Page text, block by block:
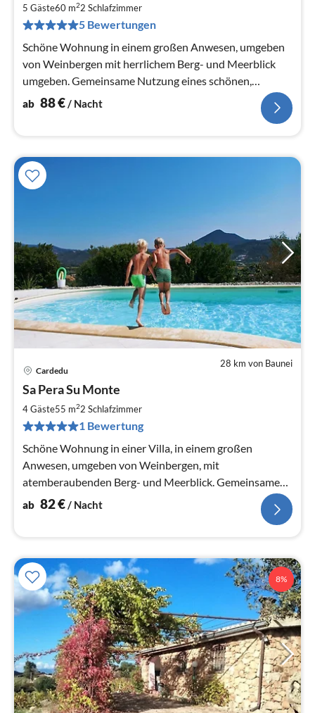
5 Gäste60 m22 Schlafzimmer
5 Bewertungen
Schöne Wohnung in einem großen Anwesen, umgeben
von Weinbergen mit herrlichem Berg- und Meerblick
umgeben. Gemeinsame Nutzung eines schönen,
beheizten Salzwasserpool
ab 88€/ Nacht
28 km von Baunei
Cardedu
Sa Pera Su Monte
4 Gäste55 m22 Schlafzimmer
1 Bewertung
Schöne Wohnung in einer Villa, in einem großen
Anwesen, umgeben von Weinbergen, mit
atemberaubenden Berg- und Meerblick. Gemeinsame
Nutzung von schönen, beheizten Salzwasser-Pool
ab 82€/ Nacht
8%